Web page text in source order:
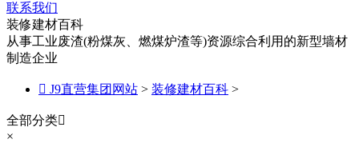
联系我们
装修建材百科
从事工业废渣(粉煤灰、燃煤炉渣等)资源综合利用的新型墙材
制造企业
 J9直营集团网站 > 装修建材百科 >
全部分类
×